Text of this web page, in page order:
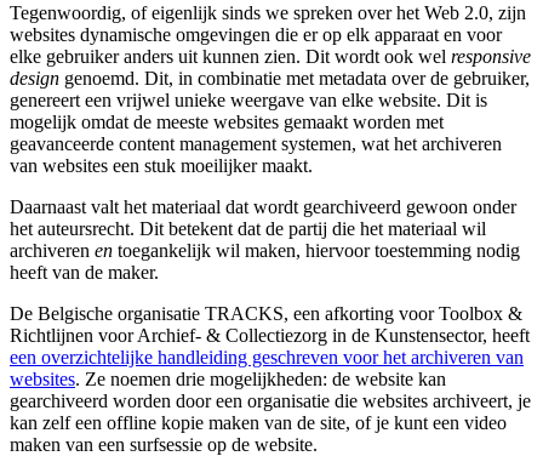
Tegenwoordig, of eigenlijk sinds we spreken over het Web 2.0, zijn
websites dynamische omgevingen die er op elk apparaat en voor
elke gebruiker anders uit kunnen zien. Dit wordt ook wel responsive
design genoemd. Dit, in combinatie met metadata over de gebruiker,
genereert een vrijwel unieke weergave van elke website. Dit is
mogelijk omdat de meeste websites gemaakt worden met
geavanceerde content management systemen, wat het archiveren
van websites een stuk moeilijker maakt.
Daarnaast valt het materiaal dat wordt gearchiveerd gewoon onder
het auteursrecht. Dit betekent dat de partij die het materiaal wil
archiveren en toegankelijk wil maken, hiervoor toestemming nodig
heeft van de maker.
De Belgische organisatie TRACKS, een afkorting voor Toolbox &
Richtlijnen voor Archief- & Collectiezorg in de Kunstensector, heeft
een overzichtelijke handleiding geschreven voor het archiveren van
websites. Ze noemen drie mogelijkheden: de website kan
gearchiveerd worden door een organisatie die websites archiveert, je
kan zelf een offline kopie maken van de site, of je kunt een video
maken van een surfsessie op de website.